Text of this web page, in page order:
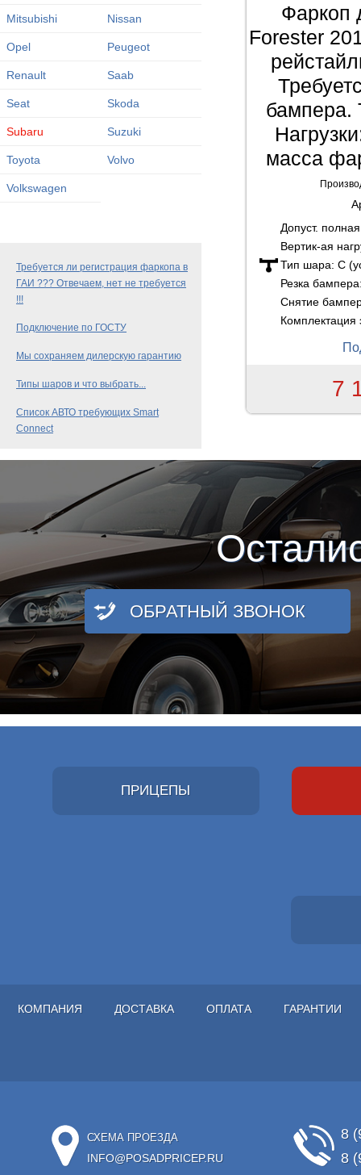
Mitsubishi Nissan
Opel Peugeot
Renault Saab
Seat Skoda
Subaru Suzuki
Toyota Volvo
Volkswagen
Требуется ли регистрация фаркопа в
ГАИ ??? Отвечаем, нет не требуется
!!!
Подключение по ГОСТУ
Мы сохраняем дилерскую гарантию
Типы шаров и что выбрать...
Список АВТО требующих Smart
Connect
Фаркоп
Forester
бампера.
масса
Допуст.
Вертик-ая
Тип шара: C
Резка
Снятие
Комплектация
7
ОБРАТНЫЙ ЗВОНОК
ПРИЦЕПЫ
КОМПАНИЯ ДОСТАВКА ОПЛАТА ГАРАНТИИ
СХЕМА ПРОЕЗДА
INFO@POSADPRICEP.RU
8
8